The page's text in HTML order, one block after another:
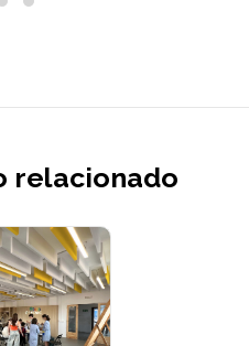
relacionado